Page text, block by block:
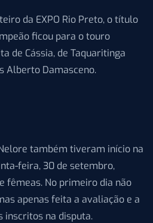
da EXPO Rio Preto, o título
ficou para o touro
de Cássia, de Taquaritinga
Alberto Damasceno.
também tiveram início na
feira, 30 de setembro,
fêmeas. No primeiro dia não
apenas feita a avaliação e a
inscritos na disputa.